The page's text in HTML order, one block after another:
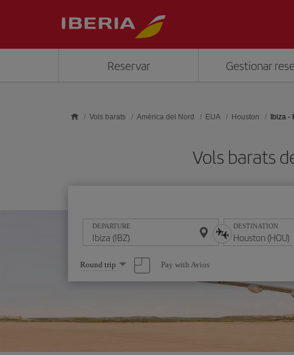
Reservar Gestionar
Vols barats Amèrica del Nord EUA Houston Ibiza -
Vols barats
DEPARTURE DESTINATION
Select
one
option
Round trip Pay with Avios